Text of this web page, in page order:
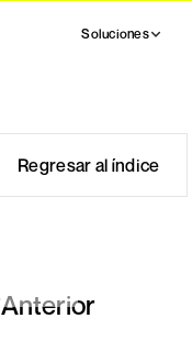
Soluciones
Regresar al índice
Anterior